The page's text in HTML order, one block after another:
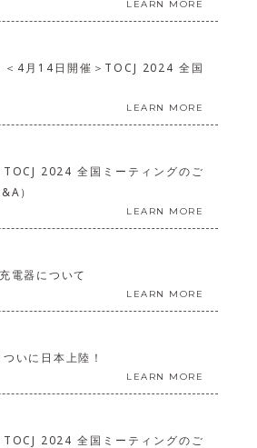
LEARN MORE
＜4月14日開催＞TOCJ 2024 全国
LEARN MORE
TOCJ 2024 全国ミーティングのご
）
LEARN MORE
電器について
LEARN MORE
いに日本上陸！
LEARN MORE
TOCJ 2024 全国ミーティングのご